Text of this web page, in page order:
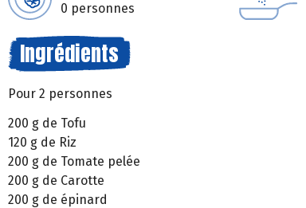
0 personnes
Ingrédients
Pour 2 personnes
200 g de Tofu
120 g de Riz
200 g de Tomate pelée
200 g de Carotte
200 g de épinard